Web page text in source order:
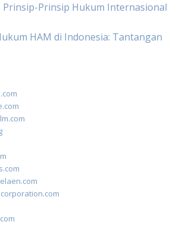
Prinsip-Prinsip Hukum Internasional
HAM di Indonesia: Tantangan